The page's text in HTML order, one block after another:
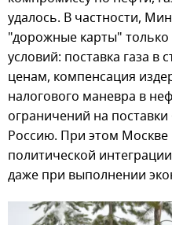
удалось. В частности,
"дорожные карты"
условий: поставка газа в
ценам, компенсация
налогового маневра в
ограничений на
Россию. При этом Москве
политической
даже при выполнении